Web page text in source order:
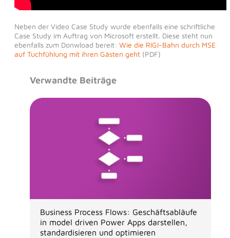
Neben der Video Case Study wurde ebenfalls eine schriftliche
Case Study im Auftrag von Microsoft erstellt. Diese steht nun
ebenfalls zum Donwload bereit: Wie die RIGI-Bahn durch MSE
auf Tuchfühlung mit ihren Gästen geht(PDF)
Verwandte Beiträge
Business Process Flows: Geschäftsabläufe
in model driven Power Apps darstellen,
standardisieren und optimieren